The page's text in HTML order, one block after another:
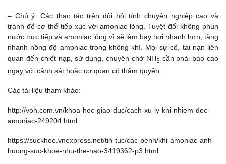
– Chú ý: Các thao tác trên đòi hỏi tính chuyên nghiệp cao và
tránh để cơ thể tiếp xúc với amoniac lỏng. Tuyệt đối không phun
nước trực tiếp và amoniac lỏng vì sẽ làm bay hơi nhanh hơn, tăng
nhanh nồng độ amoniac trong không khí. Mọi sự cố, tai nạn liên
quan đến chiết nạp, sử dụng, chuyên chở NH3 cần phải báo cáo
ngay với cảnh sát hoặc cơ quan có thẩm quyền.
Các tài liệu tham khảo:
http://voh.com.vn/khoa-hoc-giao-duc/cach-xu-ly-khi-nhiem-doc-
amoniac-249204.html
https://suckhoe.vnexpress.net/tin-tuc/cac-benh/khi-amoniac-anh-
huong-suc-khoe-nhu-the-nao-3419362-p3.html